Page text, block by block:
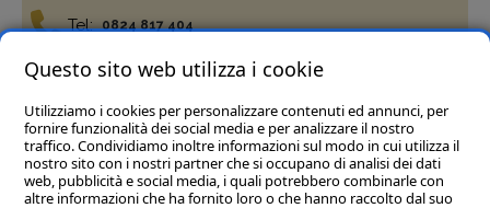
Tel: 0824 817 404
Fax: 0824 817 977
Questo sito web utilizza i cookie
Utilizziamo i cookies per personalizzare contenuti ed annunci, per
fornire funzionalità dei social media e per analizzare il nostro
traffico. Condividiamo inoltre informazioni sul modo in cui utilizza il
nostro sito con i nostri partner che si occupano di analisi dei dati
web, pubblicità e social media, i quali potrebbero combinarle con
altre informazioni che ha fornito loro o che hanno raccolto dal suo